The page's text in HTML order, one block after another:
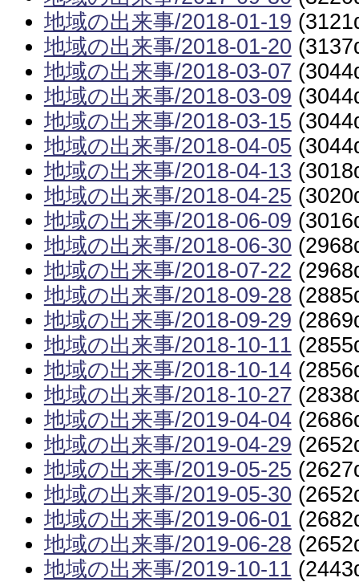
地域の出来事/2018-01-19
地域の出来事/2018-01-20
地域の出来事/2018-03-07
地域の出来事/2018-03-09
地域の出来事/2018-03-15
地域の出来事/2018-04-05
地域の出来事/2018-04-13
地域の出来事/2018-04-25
地域の出来事/2018-06-09
地域の出来事/2018-06-30
地域の出来事/2018-07-22
地域の出来事/2018-09-28
地域の出来事/2018-09-29
地域の出来事/2018-10-11
地域の出来事/2018-10-14
地域の出来事/2018-10-27
地域の出来事/2019-04-04
地域の出来事/2019-04-29
地域の出来事/2019-05-25
地域の出来事/2019-05-30
地域の出来事/2019-06-01
地域の出来事/2019-06-28
地域の出来事/2019-10-11